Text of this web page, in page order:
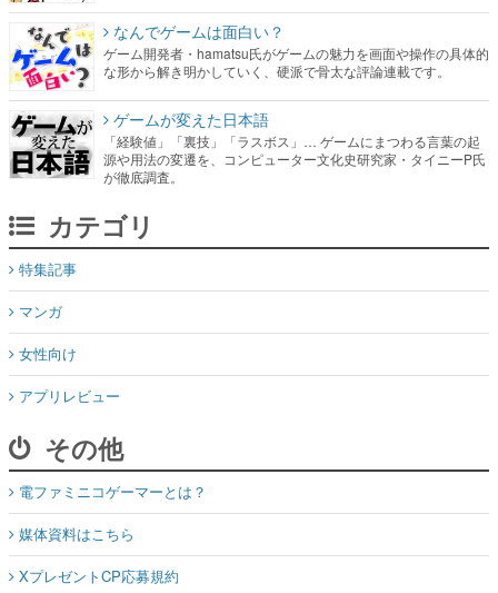
ゲームが変えた日本語
「経験値」「裏技」「ラスボス」… ゲームにまつわる言葉の起
源や用法の変遷を、コンピューター文化史研究家・タイニーP氏
カテゴリ
マンガ
女性向け
アプリレビュー
その他
電ファミニコゲーマーとは？
媒体資料はこちら
XプレゼントCP応募規約
運営：株式会社マレ